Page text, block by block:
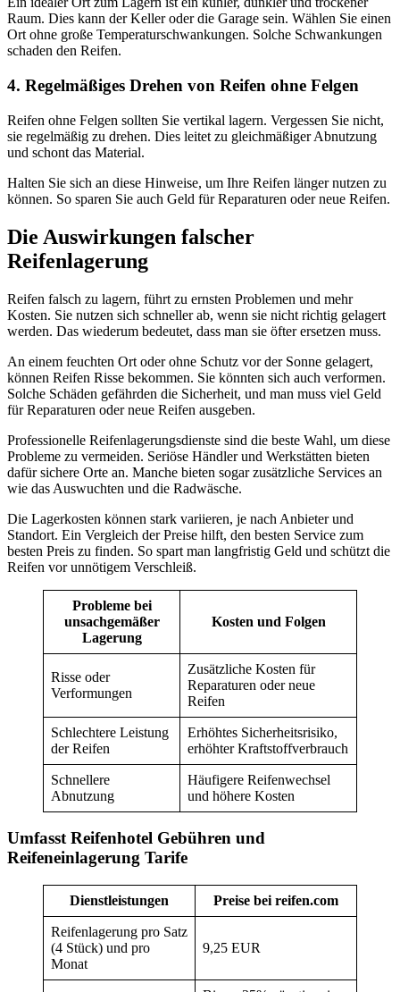
Raum. Dies kann der Keller oder die Garage sein. Wählen Sie einen
Ort ohne große Temperaturschwankungen. Solche Schwankungen
schaden den Reifen.
4. Regelmäßiges Drehen von Reifen ohne Felgen
Reifen ohne Felgen sollten Sie vertikal lagern. Vergessen Sie nicht,
sie regelmäßig zu drehen. Dies leitet zu gleichmäßiger Abnutzung
und schont das Material.
Halten Sie sich an diese Hinweise, um Ihre Reifen länger nutzen zu
können. So sparen Sie auch Geld für Reparaturen oder neue Reifen.
Die Auswirkungen falscher
Reifenlagerung
Reifen falsch zu lagern, führt zu ernsten Problemen und mehr
Kosten. Sie nutzen sich schneller ab, wenn sie nicht richtig gelagert
werden. Das wiederum bedeutet, dass man sie öfter ersetzen muss.
An einem feuchten Ort oder ohne Schutz vor der Sonne gelagert,
können Reifen Risse bekommen. Sie könnten sich auch verformen.
Solche Schäden gefährden die Sicherheit, und man muss viel Geld
für Reparaturen oder neue Reifen ausgeben.
Professionelle Reifenlagerungsdienste sind die beste Wahl, um diese
Probleme zu vermeiden. Seriöse Händler und Werkstätten bieten
dafür sichere Orte an. Manche bieten sogar zusätzliche Services an
wie das Auswuchten und die Radwäsche.
Die Lagerkosten können stark variieren, je nach Anbieter und
Standort. Ein Vergleich der Preise hilft, den besten Service zum
besten Preis zu finden. So spart man langfristig Geld und schützt die
Reifen vor unnötigem Verschleiß.
Probleme bei
unsachgemäßer
Lagerung
Kosten und Folgen
Risse oder
Verformungen
Zusätzliche Kosten für
Reparaturen oder neue
Reifen
Schlechtere Leistung
der Reifen
Erhöhtes Sicherheitsrisiko,
erhöhter Kraftstoffverbrauch
Schnellere
Abnutzung
Häufigere Reifenwechsel
und höhere Kosten
Umfasst Reifenhotel Gebühren und
Reifeneinlagerung Tarife
Dienstleistungen Preise bei reifen.com
Reifenlagerung pro Satz
(4 Stück) und pro
Monat
9,25 EUR